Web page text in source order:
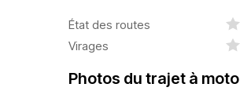
État des routes
Virages
Photos du trajet à moto